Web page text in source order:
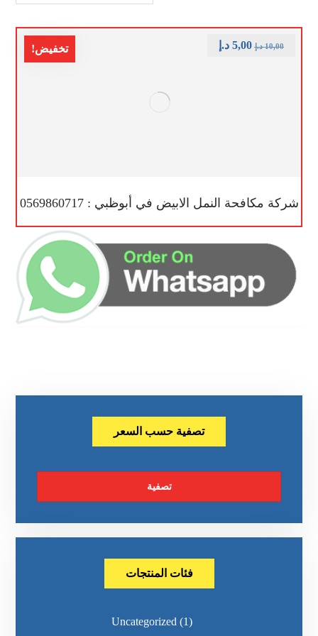
تخفيض!
شركة مكافحة النمل الابيض في أبوظبي : 0569860717
10,00 د.إ 5,00 د.إ
تصفية حسب السعر
تصفية
فئات المنتجات
Uncategorized (1)